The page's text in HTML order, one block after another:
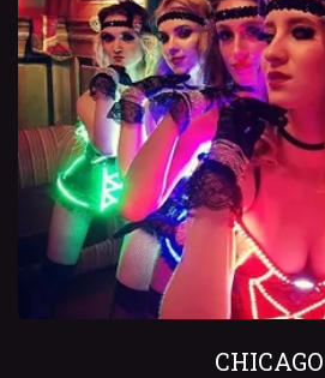
CHICAGO